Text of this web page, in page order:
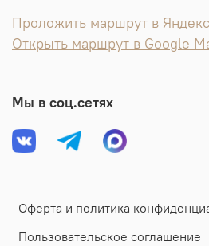
Оферта и политика
Пользовательское соглашение
Проложить маршрут в
Открыть маршрут в Google
Мы в соц.сетях